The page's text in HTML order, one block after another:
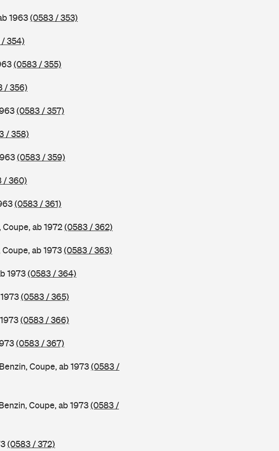
1963(0583 / 353)
354)
(0583 / 355)
/ 356)
(0583 / 357)
/ 358)
(0583 / 359)
/ 360)
(0583 / 361)
Coupe, ab 1972(0583 / 362)
Coupe, ab 1973(0583 / 363)
1973(0583 / 364)
(0583 / 365)
(0583 / 366)
(0583 / 367)
Coupe, ab 1973(0583 /
Coupe, ab 1973(0583 /
(0583 / 372)